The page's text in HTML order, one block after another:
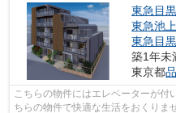
東急目
東急池
東急目
築1年未
東京都
こちらの物件にはエレベーターが付
ちらの物件で快適な生活をおくりま